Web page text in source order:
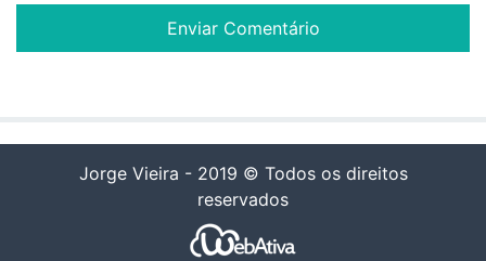
Jorge Vieira - 2019 © Todos os direitos
reservados